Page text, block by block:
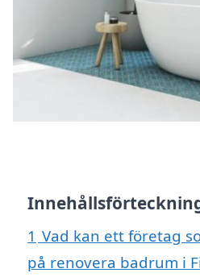
1 Vad kan ett företag
på renovera badrum i